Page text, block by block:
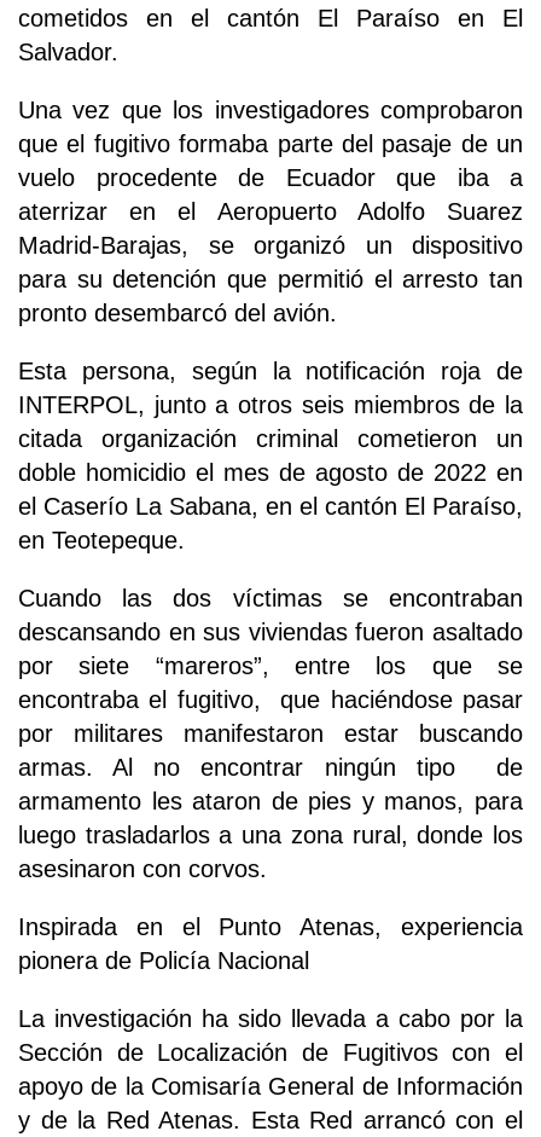
cometidos en el cantón El Paraíso en El
Salvador.
Una vez que los investigadores comprobaron
que el fugitivo formaba parte del pasaje de un
vuelo procedente de Ecuador que iba a
aterrizar en el Aeropuerto Adolfo Suarez
Madrid-Barajas, se organizó un dispositivo
para su detención que permitió el arresto tan
pronto desembarcó del avión.
Esta persona, según la notificación roja de
INTERPOL, junto a otros seis miembros de la
citada organización criminal cometieron un
doble homicidio el mes de agosto de 2022 en
el Caserío La Sabana, en el cantón El Paraíso,
en Teotepeque.
Cuando las dos víctimas se encontraban
descansando en sus viviendas fueron asaltado
por siete “mareros”, entre los que se
encontraba el fugitivo, que haciéndose pasar
por militares manifestaron estar buscando
armas. Al no encontrar ningún tipo de
armamento les ataron de pies y manos, para
luego trasladarlos a una zona rural, donde los
asesinaron con corvos.
Inspirada en el Punto Atenas, experiencia
pionera de Policía Nacional
La investigación ha sido llevada a cabo por la
Sección de Localización de Fugitivos con el
apoyo de la Comisaría General de Información
y de la Red Atenas. Esta Red arrancó con el